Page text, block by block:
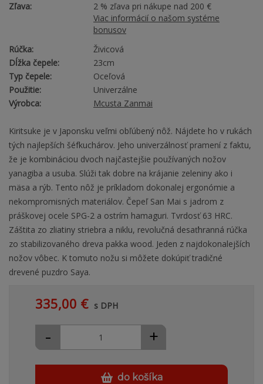
Zľava:
2 % zľava pri nákupe nad 200 €
Viac informácií o našom systéme
bonusov
Rúčka:
Živicová
Dĺžka čepele:
23cm
Typ čepele:
Oceľová
Použitie:
Univerzálne
Výrobca:
Mcusta Zanmai
Kiritsuke je v Japonsku veľmi obľúbený nôž. Nájdete ho v rukách
tých najlepších šéfkuchárov. Jeho univerzálnosť pramení z faktu,
že je kombináciou dvoch najčastejšie používaných nožov
yanagiba a usuba. Slúži tak dobre na krájanie zeleniny ako i
mäsa a rýb. Tento nôž je príkladom dokonalej ergonómie a
nekompromisných materiálov. Čepeľ San Mai s jadrom z
práškovej ocele SPG-2 a ostrím hamaguri. Tvrdosť 63 HRC.
Záštita zo zliatiny striebra a niklu, revolučná desaťhranná rúčka
zo stabilizovaného dreva pakka wood. Jeden z najdokonalejších
nožov vôbec. K tomuto nožu si môžete dokúpiť tradičné
drevené puzdro Saya.
335,00 € s DPH
+
-
do košíka